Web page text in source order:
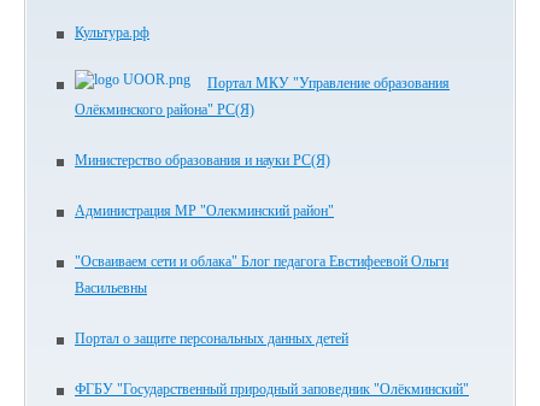
Культура.рф
Портал МКУ "Управление образования
Олёкминского района" РС(Я)
Министерство образования и науки РС(Я)
Администрация МР "Олекминский район"
"Осваиваем сети и облака" Блог педагога Евстифеевой Ольги
Васильевны
Портал о защите персональных данных детей
ФГБУ "Государственный природный заповедник "Олёкминский"